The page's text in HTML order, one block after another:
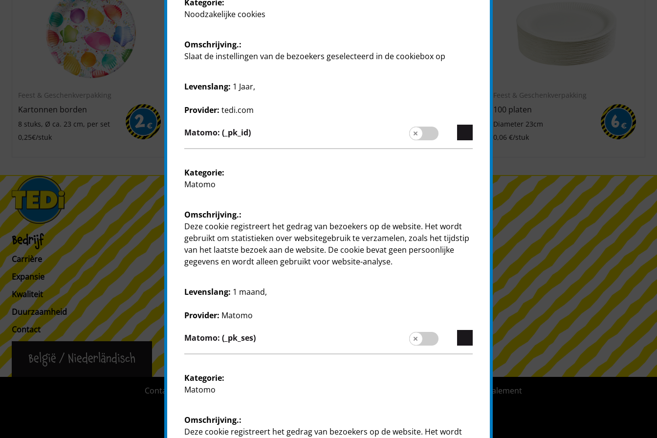
Feest & Geschenkverpakking
Kartonnen borden
8 stuks, Ø ca. 23 cm, per set
0,25€/stuk
2 €
Papieren borden
cm, 4 kleuren in set, per stuk
0,19€/stuk
0,15€/stuk
3 €
Feest & Geschenkverpakking
100 platen
Diameter 23cm
0,06 €/stuk
6 €
Bedrijf
Carrière
Expansie
Kwaliteit
Duurzaamheid
Contact
Klanten
Klanteninformatie
Sociale media
België / Niederländisch
Contact Klanteninformatie Système de signalement
Kategorie:
Noodzakelijke cookies
Omschrijving.:
Slaat de instellingen van de bezoekers geselecteerd in de cookiebox op
Levenslang: 1 Jaar,
Provider: tedi.com
Matomo: (_pk_id)
Kategorie:
Matomo
Omschrijving.:
Deze cookie registreert het gedrag van bezoekers op de website. Het wordt
gebruikt om statistieken over websitegebruik te verzamelen, zoals het tijdstip
van het laatste bezoek aan de website. De cookie bevat geen persoonlijke
gegevens en wordt alleen gebruikt voor website-analyse.
Levenslang: 1 maand,
Provider: Matomo
Matomo: (_pk_ses)
Kategorie:
Matomo
Omschrijving.:
Deze cookie registreert het gedrag van bezoekers op de website. Het wordt